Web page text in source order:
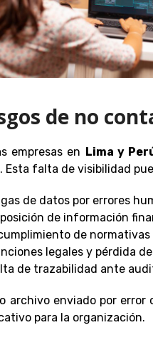
de no
empresas en Lima y
Esta falta de visibilidad
de datos por errores
de información
de
legales y pérdida
de trazabilidad ante
archivo enviado por
para la organización.